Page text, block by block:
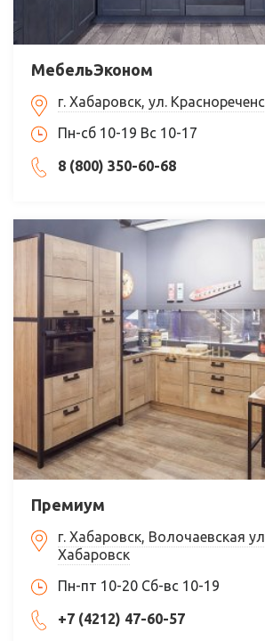
МебельЭконом
г. Хабаровск, ул.
Пн-сб 10-19 Вс 10-17
8 (800) 350-60-68
Премиум
г. Хабаровск, Волочаевская
Хабаровск
Пн-пт 10-20 Сб-вс 10-19
+7 (4212) 47-60-57